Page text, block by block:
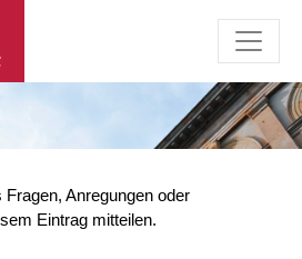
Anregungen oder
Eintrag mitteilen.